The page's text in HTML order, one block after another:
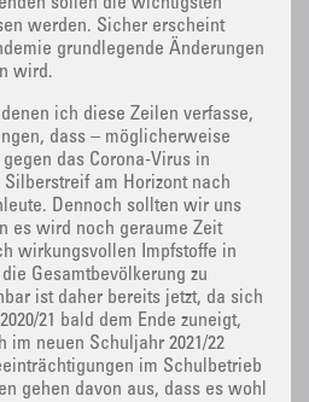
sollen die wichtigsten
werden. Sicher erscheint
grundlegende Änderungen
wird.
ich diese Zeilen verfasse,
dass – möglicherweise
das Corona-Virus in
am Horizont nach
Dennoch sollten wir uns
es wird noch geraume Zeit
wirkungsvollen Impfstoffe in
Gesamtbevölkerung zu
ist daher bereits jetzt, da sich
21 bald dem Ende zuneigt,
neuen Schuljahr 2021/22
im Schulbetrieb
gehen davon aus, dass es wohl